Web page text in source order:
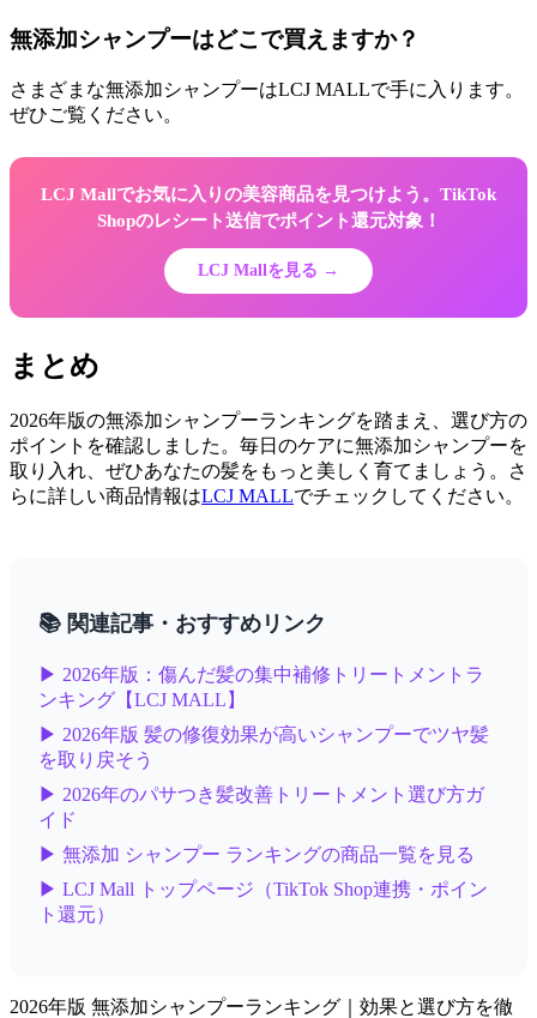
無添加シャンプーはどこで買えますか？
さまざまな無添加シャンプーはLCJ MALLで手に入ります。
ぜひご覧ください。
LCJ Mallでお気に入りの美容商品を見つけよう。TikTok
Shopのレシート送信でポイント還元対象！
LCJ Mallを見る →
まとめ
2026年版の無添加シャンプーランキングを踏まえ、選び方の
ポイントを確認しました。毎日のケアに無添加シャンプーを
取り入れ、ぜひあなたの髪をもっと美しく育てましょう。さ
らに詳しい商品情報はLCJ MALLでチェックしてください。
📚 関連記事・おすすめリンク
▶ 2026年版：傷んだ髪の集中補修トリートメントラ
ンキング【LCJ MALL】
▶ 2026年版 髪の修復効果が高いシャンプーでツヤ髪
を取り戻そう
▶ 2026年のパサつき髪改善トリートメント選び方ガ
イド
▶ 無添加 シャンプー ランキングの商品一覧を見る
▶ LCJ Mall トップページ（TikTok Shop連携・ポイン
ト還元）
2026年版 無添加シャンプーランキング｜効果と選び方を徹